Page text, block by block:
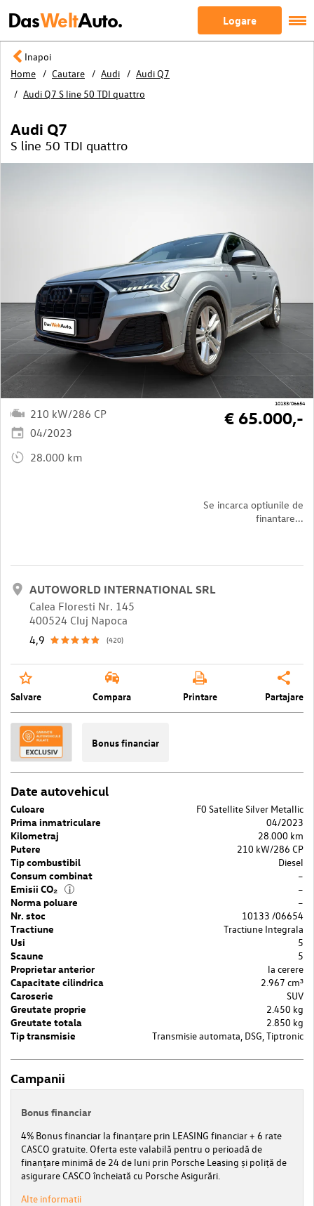
DasWeltAuto. Logare
Inapoi
Home
Cautare Audi
Audi Q7
Audi Q7 S line 50 TDI quattro
10133/06654
Audi Q7
S line 50 TDI quattro
210 kW/286 CP
04/2023
28.000 km
Se incarca optiunile de
finantare...
€ 65.000,-
AUTOWORLD INTERNATIONAL SRL
Calea Floresti Nr. 145
400524 Cluj Napoca
4,9
(420)
Salvare Compara Printare Partajare
Bonus financiar
Date autovehicul
Culoare
F0 Satellite Silver Metallic
Prima inmatriculare
04/2023
Kilometraj
28.000 km
Putere
210 kW/286 CP
Tip combustibil
Diesel
Consum combinat
–
Emisii CO₂
i
–
Norma poluare
–
Nr. stoc
10133 /06654
Tractiune
Tractiune Integrala
Usi
5
Scaune
5
Proprietar anterior
la cerere
Capacitate cilindrica
2.967 cm³
Caroserie
SUV
Greutate proprie
2.450 kg
Greutate totala
2.850 kg
Tip transmisie
Transmisie automata, DSG, Tiptronic
Campanii
Bonus financiar
4% Bonus financiar la finanțare prin LEASING financiar + 6 rate
CASCO gratuite. Oferta este valabilă pentru o perioadă de
finanțare minimă de 24 de luni prin Porsche Leasing și poliță de
asigurare CASCO încheiată cu Porsche Asigurări.
Alte informatii